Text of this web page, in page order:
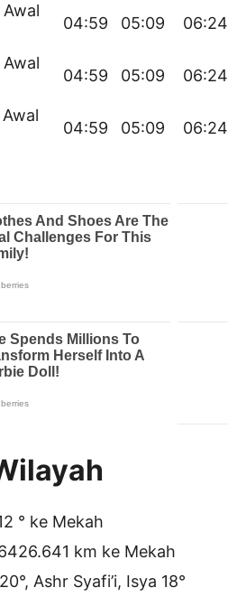
Awal
04:59 05:09 06:24
Awal
04:59 05:09 06:24
Awal
04:59 05:09 06:24
° ke Mekah
km ke Mekah
Ashr Syafi’i, Isya 18°